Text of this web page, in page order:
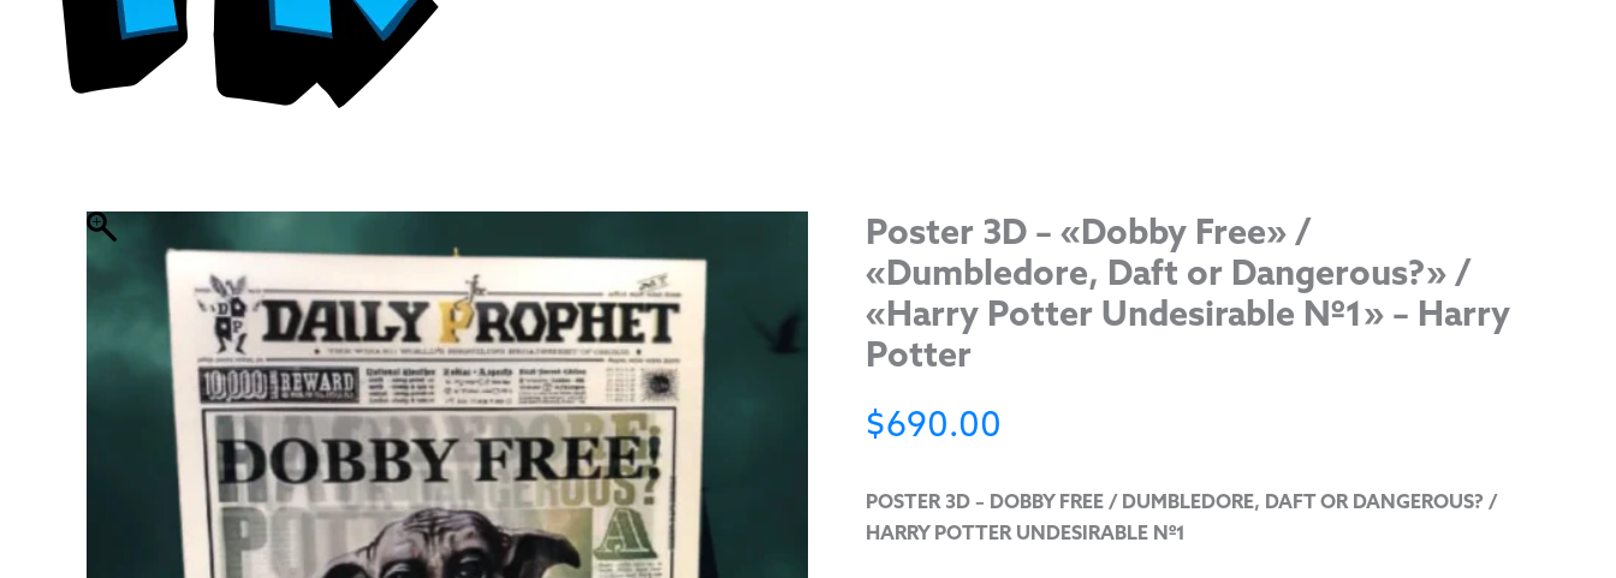
Poster 3D – «Dobby Free» /
«Dumbledore, Daft or Dangerous?» /
«Harry Potter Undesirable Nº1» – Harry
Potter
$690.00
POSTER 3D – DOBBY FREE / DUMBLEDORE, DAFT OR DANGEROUS? /
HARRY POTTER UNDESIRABLE Nº1